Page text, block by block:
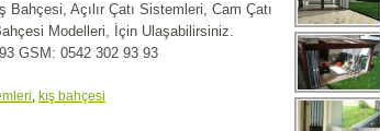
Açılır Çatı Sistemleri, Cam Çatı
Modelleri, İçin Ulaşabilirsiniz.
GSM: 0542 302 93 93
, kış bahçesi